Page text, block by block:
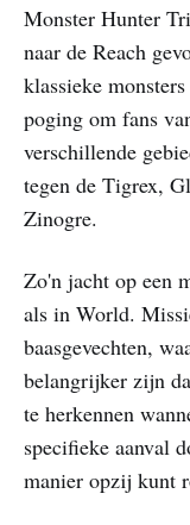
Monster Hunter
naar de Reach
klassieke
poging om fans
verschillende
tegen de Tigrex,
Zinogre.
Zo'n jacht op een
als in World.
baasgevechten,
belangrijker zijn
te herkennen
specifieke aanval
manier opzij kunt